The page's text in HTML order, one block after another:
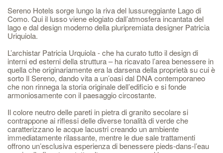
Sereno Hotels sorge lungo la riva del lussureggiante Lago di
Como. Qui il lusso viene elogiato dall’atmosfera incantata del
lago e dal design moderno della pluripremiata designer Patricia
Uriquiola.
L’archistar Patricia Urquiola - che ha curato tutto il design di
interni ed esterni della struttura – ha ricavato l’area benessere in
quella che originariamente era la darsena della proprietà su cui è
sorto Il Sereno, dando vita a un’oasi dal DNA contemporaneo
che non rinnega la storia originale dell’edificio e si fonde
armoniosamente con il paesaggio circostante.
Il colore neutro delle pareti in pietra di granito secolare si
contrappone ai riflessi delle diverse tonalità di verde che
caratterizzano le acque lacustri creando un ambiente
immediatamente rilassante, mentre le due sale trattamenti
offrono un’esclusiva esperienza di benessere pieds-dans-l’eau